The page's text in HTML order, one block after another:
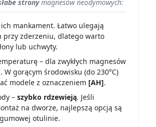
stronymagnesów neodymowych:
mankament. Łatwo ulegają
przy zderzeniu, dlatego warto
lub uchwyty.
– dla zwykłych magnesów
W gorącym środowisku (do 230°C)
modele z oznaczeniem [AH].
– szybko rdzewieją. Jeśli
na dworze, najlepszą opcją są
otulinie.